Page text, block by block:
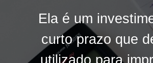
Ela é um
curto prazo que
utilizado para
Ela é um
curto prazo que
utilizado para